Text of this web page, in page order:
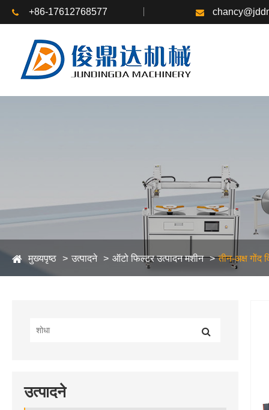
+86-17612768577
मुख्यपृष्ठ उत्पादने ऑटो फिल्टर उत्पादन मशीन तीन-अक्ष गोंद
उत्पादने